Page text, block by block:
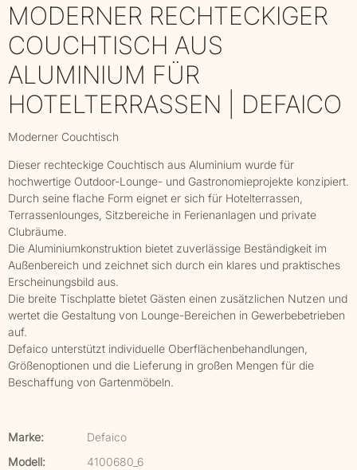
MODERNER RECHTECKIGER
COUCHTISCH AUS
ALUMINIUM FÜR
HOTELTERRASSEN | DEFAICO
Moderner Couchtisch
Dieser rechteckige Couchtisch aus Aluminium wurde für
hochwertige Outdoor-Lounge- und Gastronomieprojekte konzipiert.
Durch seine flache Form eignet er sich für Hotelterrassen,
Terrassenlounges, Sitzbereiche in Ferienanlagen und private
Clubräume.
Die Aluminiumkonstruktion bietet zuverlässige Beständigkeit im
Außenbereich und zeichnet sich durch ein klares und praktisches
Erscheinungsbild aus.
Die breite Tischplatte bietet Gästen einen zusätzlichen Nutzen und
wertet die Gestaltung von Lounge-Bereichen in Gewerbebetrieben
auf.
Defaico unterstützt individuelle Oberflächenbehandlungen,
Größenoptionen und die Lieferung in großen Mengen für die
Beschaffung von Gartenmöbeln.
Marke:
Defaico
Modell:
4100680_6